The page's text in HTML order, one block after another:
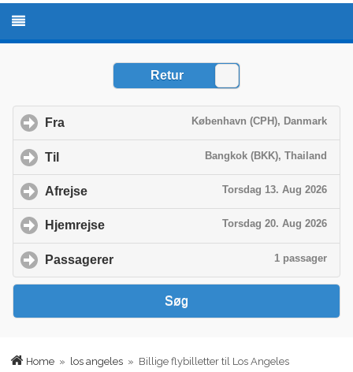
Home » los angeles » Billige flybilletter til Los Angeles